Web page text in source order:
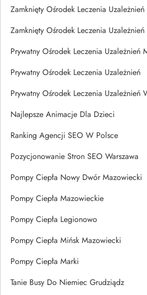
Zamknięty Ośrodek Leczenia
Zamknięty Ośrodek Leczenia Uzależnień
Prywatny Ośrodek Leczenia Uzależnień
Prywatny Ośrodek Leczenia Uzależnień
Prywatny Ośrodek Leczenia Uzależnień
Najlepsze Animacje Dla Dzieci
Ranking Agencji SEO W Polsce
Pozycjonowanie Stron SEO Warszawa
Pompy Ciepła Nowy Dwór Mazowiecki
Pompy Ciepła Mazowieckie
Pompy Ciepła Legionowo
Pompy Ciepła Mińsk Mazowiecki
Pompy Ciepła Marki
Tanie Busy Do Niemiec Grudziądz